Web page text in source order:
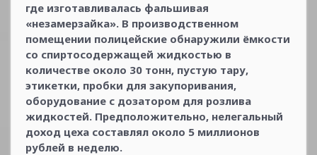
где изготавливалась фальшивая
«незамерзайка». В производственном
помещении полицейские обнаружили ёмкости
со спиртосодержащей жидкостью в
количестве около 30 тонн, пустую тару,
этикетки, пробки для закупоривания,
оборудование с дозатором для розлива
жидкостей. Предположительно, нелегальный
доход цеха составлял около 5 миллионов
рублей в неделю.